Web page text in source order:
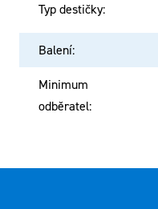
Typ destičky:
Balení:
Minimum
odběratel: